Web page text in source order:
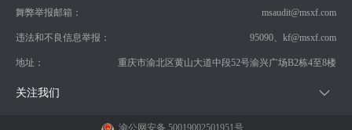
舞弊举报邮箱： msaudit@msxf.com
违法和不良信息举报： 95090、kf@msxf.com
地址： 重庆市渝北区黄山大道中段52号渝兴广场B2栋4至8楼
关注我们
渝公网安备 50019002501951号